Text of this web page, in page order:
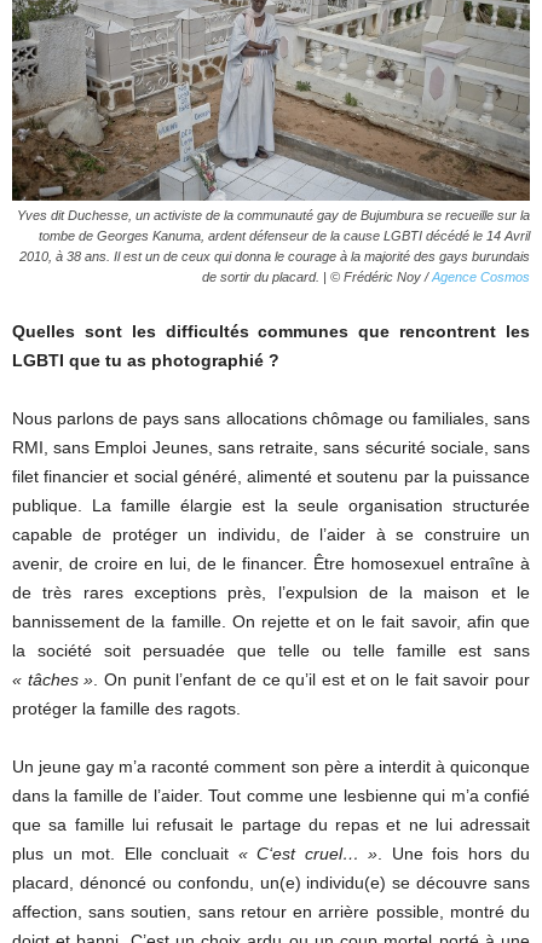
Yves dit Duchesse, un activiste de la communauté gay de Bujumbura se recueille sur la
tombe de Georges Kanuma, ardent défenseur de la cause LGBTI décédé le 14 Avril
2010, à 38 ans. Il est un de ceux qui donna le courage à la majorité des gays burundais
de sortir du placard. | © Frédéric Noy /Agence Cosmos
Quelles sont les difficultés communes que rencontrent les
LGBTI que tu as photographié ?
Nous parlons de pays sans allocations chômage ou familiales, sans
RMI, sans Emploi Jeunes, sans retraite, sans sécurité sociale, sans
filet financier et social généré, alimenté et soutenu par la puissance
publique. La famille élargie est la seule organisation structurée
capable de protéger un individu, de l’aider à se construire un
avenir, de croire en lui, de le financer. Être homosexuel entraîne à
de très rares exceptions près, l’expulsion de la maison et le
bannissement de la famille. On rejette et on le fait savoir, afin que
la société soit persuadée que telle ou telle famille est sans
« tâches » . On punit l’enfant de ce qu’il est et on le fait savoir pour
protéger la famille des ragots.
Un jeune gay m’a raconté comment son père a interdit à quiconque
dans la famille de l’aider. Tout comme une lesbienne qui m’a confié
que sa famille lui refusait le partage du repas et ne lui adressait
plus un mot. Elle concluait « C‘est cruel… » . Une fois hors du
placard, dénoncé ou confondu, un(e) individu(e) se découvre sans
affection, sans soutien, sans retour en arrière possible, montré du